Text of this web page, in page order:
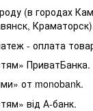
(в городах
- оплата
ПриватБанка.
от monobank.
від А-банк.